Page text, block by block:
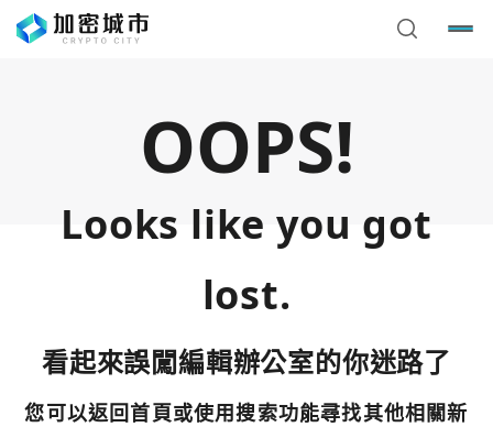
OOPS!
Looks like you got
lost.
看起來誤闖編輯辦公室的你迷路了
您可以返回首頁或使用搜索功能尋找其他相關新
使用以下帳號繼續
您已閒置5分鐘，請點擊關閉按鈕或空白處，即可回到加密